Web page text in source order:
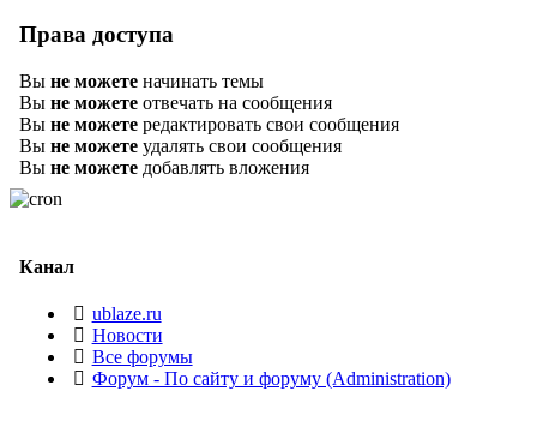
Права доступа
Вы не можете начинать темы
Вы не можете отвечать на сообщения
Вы не можете редактировать свои сообщения
Вы не можете удалять свои сообщения
Вы не можете добавлять вложения
Канал
ublaze.ru
Новости
Все форумы
Форум - По сайту и форуму (Administration)